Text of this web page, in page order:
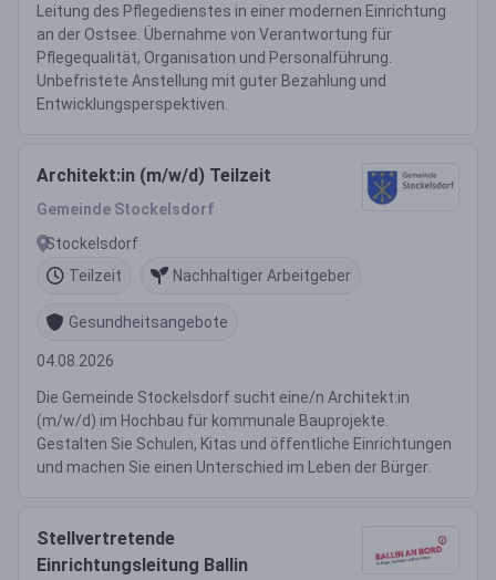
Leitung des Pflegedienstes in einer modernen Einrichtung
an der Ostsee. Übernahme von Verantwortung für
Pflegequalität, Organisation und Personalführung.
Unbefristete Anstellung mit guter Bezahlung und
Entwicklungsperspektiven.
Architekt:in (m/w/d) Teilzeit
Gemeinde Stockelsdorf
Stockelsdorf
Teilzeit
Nachhaltiger Arbeitgeber
Gesundheitsangebote
04.08.2026
Die Gemeinde Stockelsdorf sucht eine/n Architekt:in
(m/w/d) im Hochbau für kommunale Bauprojekte.
Gestalten Sie Schulen, Kitas und öffentliche Einrichtungen
und machen Sie einen Unterschied im Leben der Bürger.
Stellvertretende
Einrichtungsleitung Ballin